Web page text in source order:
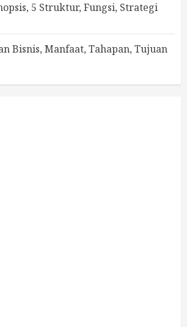
5 Struktur, Fungsi, Strategi
Bisnis, Manfaat, Tahapan, Tujuan